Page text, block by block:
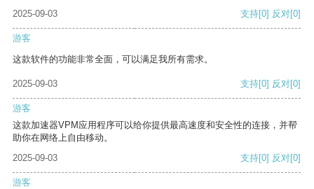
2025-09-03
支持[0] 反对[0]
游客
这款软件的功能非常全面，可以满足我所有需求。
2025-09-03 支持[0] 反对[0]
游客
这款加速器VPM应用程序可以给你提供最高速度和安全性的连接，并帮
助你在网络上自由移动。
2025-09-03
支持[0] 反对[0]
游客